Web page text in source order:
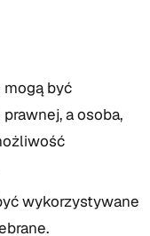
mogą być
a osoba,
wykorzystywane